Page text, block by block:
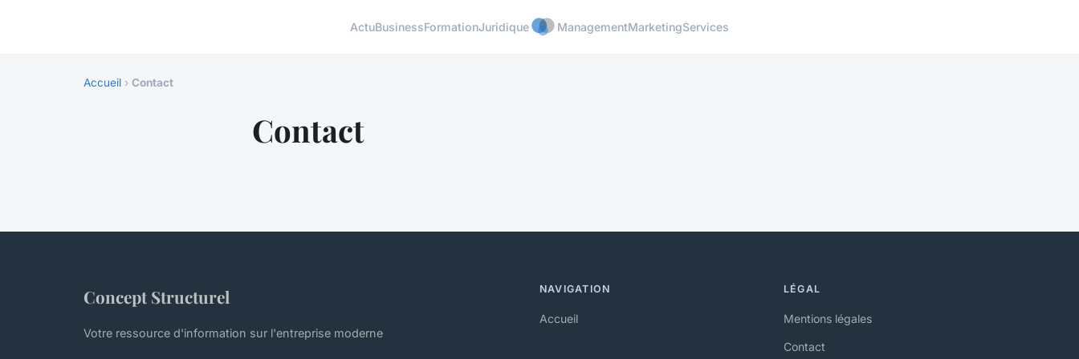
ActuBusinessFormationJuridique ManagementMarketingServices
Accueil › Contact
Contact
Concept Structurel
Votre ressource d'information sur l'entreprise moderne
NAVIGATION
Accueil
LÉGAL
Mentions légales
Contact